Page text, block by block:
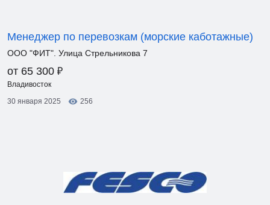
Менеджер по перевозкам (морские каботажные)
ООО "ФИТ". Улица Стрельникова 7
от 65 300 ₽
Владивосток
30 января 2025
256